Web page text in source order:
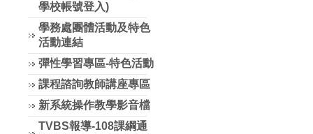
學校帳號登入)
學務處團體活動及特色
活動連結
彈性學習專區-特色活動
課程諮詢教師講座專區
新系統操作教學影音檔
TVBS報導-108課綱通